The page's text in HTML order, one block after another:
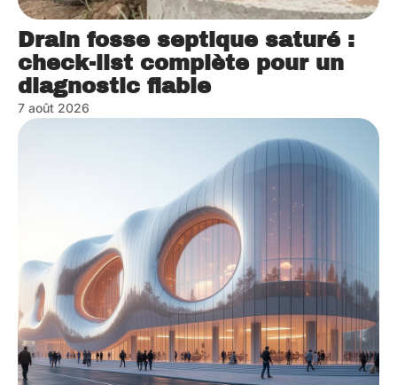
Drain fosse septique saturé :
check-list complète pour un
diagnostic fiable
7 août 2026